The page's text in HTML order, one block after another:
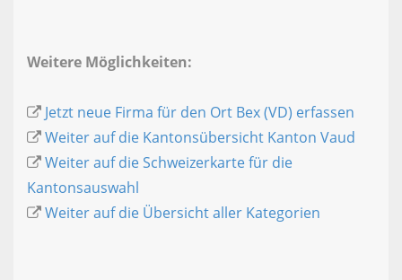
Weitere Möglichkeiten:
Jetzt neue Firma für den Ort Bex (VD) erfassen
Weiter auf die Kantonsübersicht Kanton Vaud
Weiter auf die Schweizerkarte für die
Kantonsauswahl
Weiter auf die Übersicht aller Kategorien